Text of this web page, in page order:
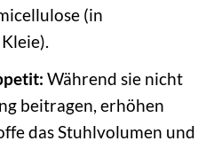
(in
Während sie nicht
beitragen, erhöhen
das Stuhlvolumen und